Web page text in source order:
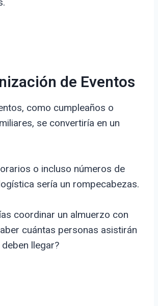
de Eventos
como cumpleaños o
se convertiría en un
o incluso números de
sería un rompecabezas.
coordinar un almuerzo con
cuántas personas asistirán
llegar?